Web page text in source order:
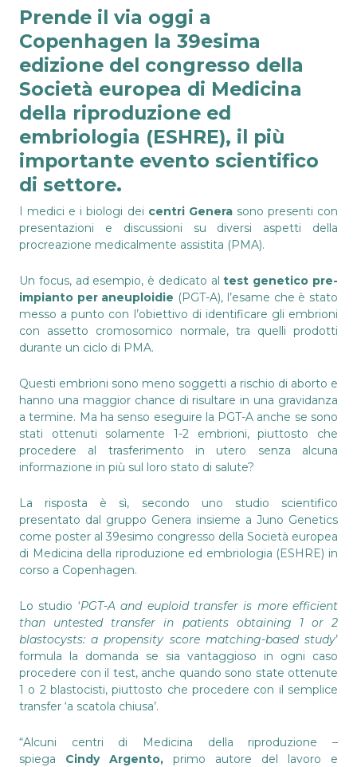
Prende il via oggi a
Copenhagen la 39esima
edizione del congresso della
Società europea di Medicina
della riproduzione ed
embriologia (ESHRE), il più
importante evento scientifico
di settore.
I medici e i biologi dei centri Generasono presenti con
presentazioni e discussioni su diversi aspetti della
procreazione medicalmente assistita (PMA).
Un focus, ad esempio, è dedicato altest genetico pre-
impianto per aneuploidie (PGT-A), l’esame che è stato
messo a punto con l’obiettivo di identificare gli embrioni
con assetto cromosomico normale, tra quelli prodotti
durante un ciclo di PMA.
Questi embrioni sono meno soggetti a rischio di aborto e
hanno una maggior chance di risultare in una gravidanza
a termine. Ma ha senso eseguire la PGT-A anche se sono
stati ottenuti solamente 1-2 embrioni, piuttosto che
procedere al trasferimento in utero senza alcuna
informazione in più sul loro stato di salute?
La risposta è sì, secondo uno studio scientifico
presentato dal gruppo Genera insieme a Juno Genetics
come poster al 39esimo congresso della Società europea
di Medicina della riproduzione ed embriologia (ESHRE) in
corso a Copenhagen.
Lo studio ‘PGT-A and euploid transfer is more efficient
than untested transfer in patients obtaining 1 or 2
blastocysts: a propensity score matching-based study’
formula la domanda se sia vantaggioso in ogni caso
procedere con il test, anche quando sono state ottenute
1 o 2 blastocisti, piuttosto che procedere con il semplice
transfer ‘a scatola chiusa’.
“Alcuni centri di Medicina della riproduzione –
spiega Cindy Argento, primo autore del lavoro e